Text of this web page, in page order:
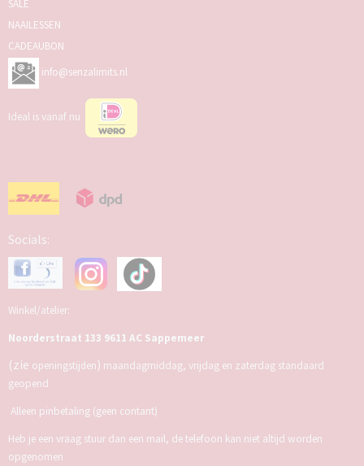
SALE
NAAILESSEN
CADEAUBON
info@senzalimits.nl
Ideal is vanaf nu
Socials:
Winkel/atelier:
Noorderstraat 133 9611 AC Sappemeer
(zie openingstijden) maandagmiddag, vrijdag en zaterdag standaard
geopend
Alleen pinbetaling (geen contant)
Heb je een vraag stuur dan een mail, de telefoon kan niet altijd worden
opgenomen